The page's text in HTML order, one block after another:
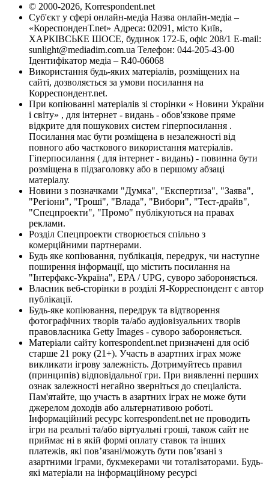
© 2000-2026, Korrespondent.net
Суб'єкт у сфері онлайн-медіа Назва онлайн-медіа –
«КореспонденТ.net» Адреса: 02091, місто Київ,
ХАРКІВСЬКЕ ШОСЕ, будинок 172-Б, офіс 208/1 E-mail:
sunlight@mediadim.com.ua Телефон: 044-205-43-00
Ідентифікатор медіа – R40-06068
Використання будь-яких матеріалів, розміщених на
сайті, дозволяється за умови посилання на
Корреспондент.net.
При копіюванні матеріалів зі сторінки « Новини України
і світу» , для інтернет - видань - обов'язкове пряме
відкрите для пошукових систем гіперпосилання .
Посилання має бути розміщена в незалежності від
повного або часткового використання матеріалів.
Гіперпосилання ( для інтернет - видань) - повинна бути
розміщена в підзаголовку або в першому абзаці
матеріалу.
Новини з позначками "Думка", "Експертиза", "Заява",
"Регіони", "Гроші", "Влада", "Вибори", "Тест-драйв",
"Спецпроекти", "Промо" публікуються на правах
реклами.
Розділ Спецпроекти створюється спільно з
комерційними партнерами.
Будь яке копіювання, публікація, передрук, чи наступне
поширення інформації, що містить посилання на
"Інтерфакс-Україна", EPA / UPG, суворо забороняється.
Власник веб-сторінки в розділі Я-Корреспондент є автор
публікації.
Будь-яке копіювання, передрук та відтворення
фотографічних творів та/або аудіовізуальних творів
правовласника Getty Images - суворо забороняється.
Матеріали сайту korrespondent.net призначені для осіб
старше 21 року (21+). Участь в азартних іграх може
викликати ігрову залежність. Дотримуйтесь правил
(принципів) відповідальної гри. При виявленні перших
ознак залежності негайно зверніться до спеціаліста.
Пам'ятайте, що участь в азартних іграх не може бути
джерелом доходів або альтернативою роботі.
Інформаційний ресурс korrespondent.net не проводить
ігри на реальні та/або віртуальні гроші, також сайт не
приймає ні в якій формі оплату ставок та інших
платежів, які пов’язані/можуть бути пов’язані з
азартними іграми, букмекерами чи тоталізаторами. Будь-
які матеріали на інформаційному ресурсі